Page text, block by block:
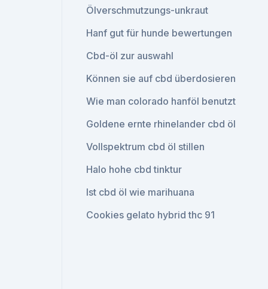
Ölverschmutzungs-unkraut
Hanf gut für hunde bewertungen
Cbd-öl zur auswahl
Können sie auf cbd überdosieren
Wie man colorado hanföl benutzt
Goldene ernte rhinelander cbd öl
Vollspektrum cbd öl stillen
Halo hohe cbd tinktur
Ist cbd öl wie marihuana
Cookies gelato hybrid thc 91